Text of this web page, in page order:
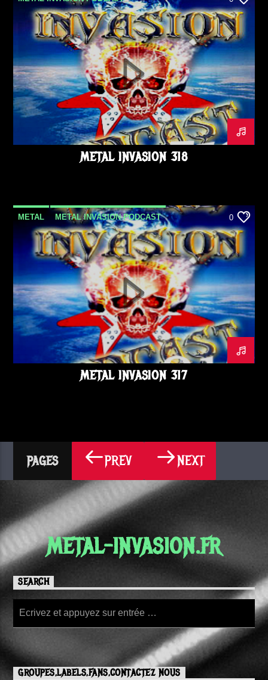
METALINVASION PODCAST
METAL INVASION 318
METAL METAL INVASION PODCAST
METALINVASION PODCAST
0
METAL INVASION 317
PAGES PREV NEXT
METAL-INVASION.FR
SEARCH
GROUPES,LABELS,FANS,CONTACTEZ NOUS